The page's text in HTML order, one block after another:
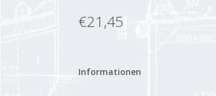
€21,45
Informationen